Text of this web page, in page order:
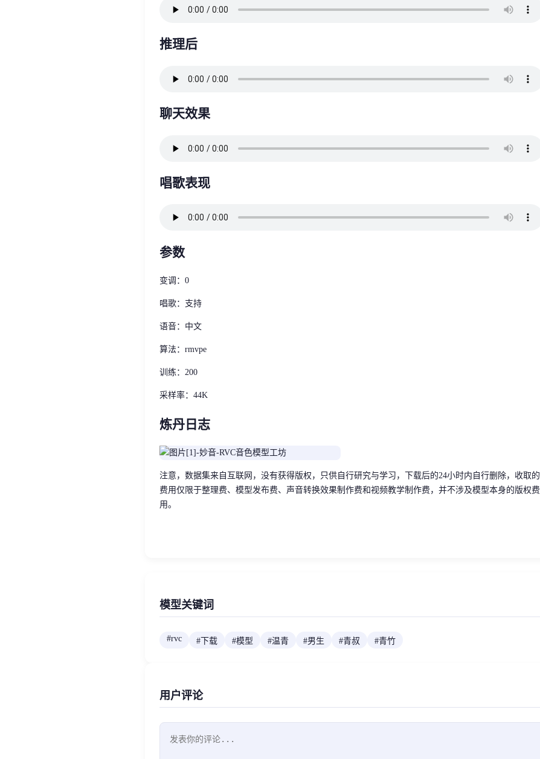
推理后
聊天效果
唱歌表现
参数
变调：0
唱歌：支持
语音：中文
算法：rmvpe
训练：200
采样率：44K
炼丹日志
注意，数据集来自互联网，没有获得版权，只供自行研究与学习，下载后的24小时内自行删除，收取的
费用仅限于整理费、模型发布费、声音转换效果制作费和视频教学制作费，并不涉及模型本身的版权费
用。
模型关键词
#rvc # 下载 #模型 #温青 #男生 #青叔 #青竹
用户评论